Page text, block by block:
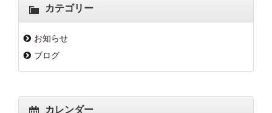
カテゴリー
お知らせ
ブログ
カレンダー